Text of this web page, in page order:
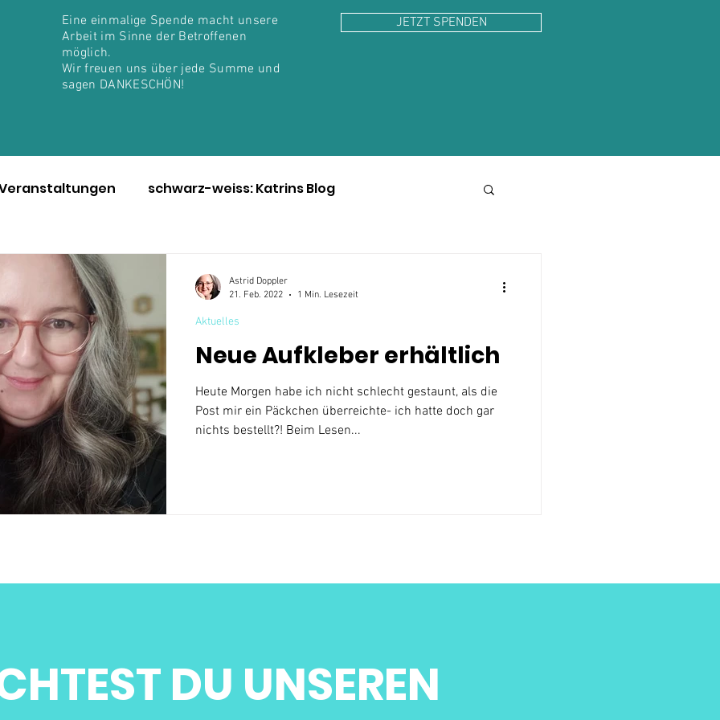
Eine einmalige Spende macht unsere
Arbeit im Sinne der Betroffenen
möglich.
Wir freuen uns über jede Summe und
sagen DANKESCHÖN!
JETZT SPENDEN
schwarz-weiss: Katrins Blog
Awareness Monat Mai
Hautkrebs-Screening
Neue Aufkleber erhältlich
Heute Morgen habe ich nicht schlecht gestaunt, als die
Post mir ein Päckchen überreichte- ich hatte doch gar
nichts bestellt?! Beim Lesen...
Aktuelles
Astrid Doppler
21. Feb. 2022
1 Min. Lesezeit
DU UNSEREN